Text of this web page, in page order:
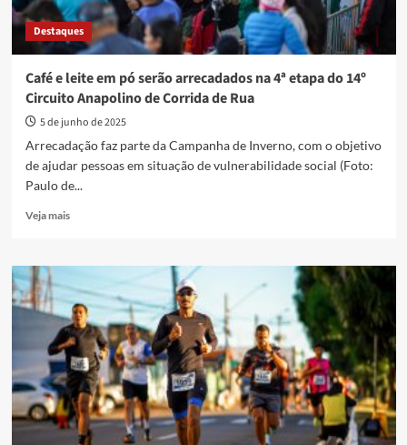
Destaques
Café e leite em pó serão arrecadados na 4ª etapa do 14º
Circuito Anapolino de Corrida de Rua
5 de junho de 2025
Arrecadação faz parte da Campanha de Inverno, com o objetivo
de ajudar pessoas em situação de vulnerabilidade social (Foto:
Paulo de...
Veja maisRead
Café
leite
em
pó
serão
arrecadados
na
4ª
etapa
do